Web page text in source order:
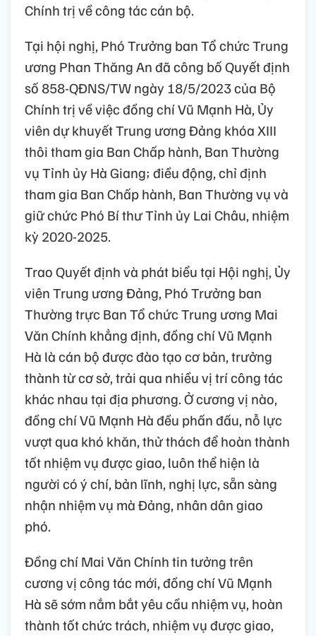
Chính trị về công tác cán bộ.
Tại hội nghị, Phó Trưởng ban Tổ chức Trung
ương Phan Thăng An đã công bố Quyết định
số 858-QĐNS/TW ngày 18/5/2023 của Bộ
Chính trị về việc đồng chí Vũ Mạnh Hà, Ủy
viên dự khuyết Trung ương Đảng khóa XIII
thôi tham gia Ban Chấp hành, Ban Thường
vụ Tỉnh ủy Hà Giang; điều động, chỉ định
tham gia Ban Chấp hành, Ban Thường vụ và
giữ chức Phó Bí thư Tỉnh ủy Lai Châu, nhiệm
kỳ 2020-2025.
Trao Quyết định và phát biểu tại Hội nghị, Ủy
viên Trung ương Đảng, Phó Trưởng ban
Thường trực Ban Tổ chức Trung ương Mai
Văn Chính khẳng định, đồng chí Vũ Mạnh
Hà là cán bộ được đào tạo cơ bản, trưởng
thành từ cơ sở, trải qua nhiều vị trí công tác
khác nhau tại địa phương. Ở cương vị nào,
đồng chí Vũ Mạnh Hà đều phấn đấu, nỗ lực
vượt qua khó khăn, thử thách để hoàn thành
tốt nhiệm vụ được giao, luôn thể hiện là
người có ý chí, bản lĩnh, nghị lực, sẵn sàng
nhận nhiệm vụ mà Đảng, nhân dân giao
phó.
Đồng chí Mai Văn Chính tin tưởng trên
cương vị công tác mới, đồng chí Vũ Mạnh
Hà sẽ sớm nắm bắt yêu cầu nhiệm vụ, hoàn
thành tốt chức trách, nhiệm vụ được giao,